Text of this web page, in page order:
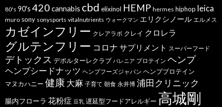
80's 90's 420 cannabis cbd elixinol HEMP hermes hiphop leica
muro sony sonysports vitalnutrients ウォークマン エリクシノール エルメス
カゼインフリー クレアラボ クレイ クロレラ
グルテンフリー コロナ サプリメント スーパーフード
デトックス デポルターレクラブ バレニア プロテイン ヘンプ
ヘンプシードナッツ ヘンプフーズジャパン ヘンププロテイン
マヌカハニー 健康 大麻 子育て 朝食 永井博 浦田クリニック
腸内フローラ 花粉症 豆乳 遅延型フードアレルギー 高城剛